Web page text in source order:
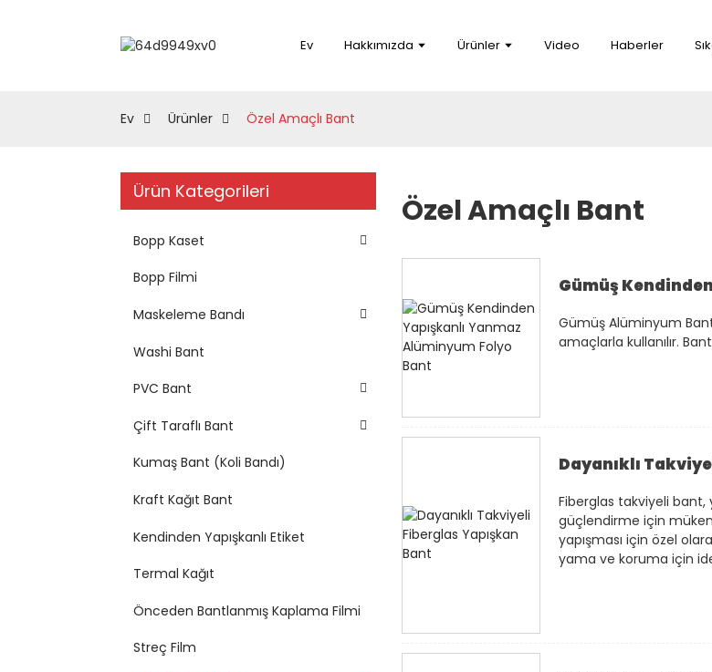
Ev Hakkımızda Ürünler Video Haberler
Ev Ürünler Özel Amaçlı Bant
Ürün Kategorileri
Bopp Kaset
Bopp Filmi
Maskeleme Bandı
Washi Bant
PVC Bant
Çift Taraflı Bant
Kumaş Bant (Koli Bandı)
Kraft Kağıt Bant
Kendinden Yapışkanlı Etiket
Termal Kağıt
Önceden Bantlanmış Kaplama Filmi
Streç Film
Özel Amaçlı Bant
Gümüş
Gümüş Alüminyum
amaçlarla kullanılır.
Dayanıklı
Fiberglas takviyeli
güçlendirme için
yapışması için özel
yama ve koruma için